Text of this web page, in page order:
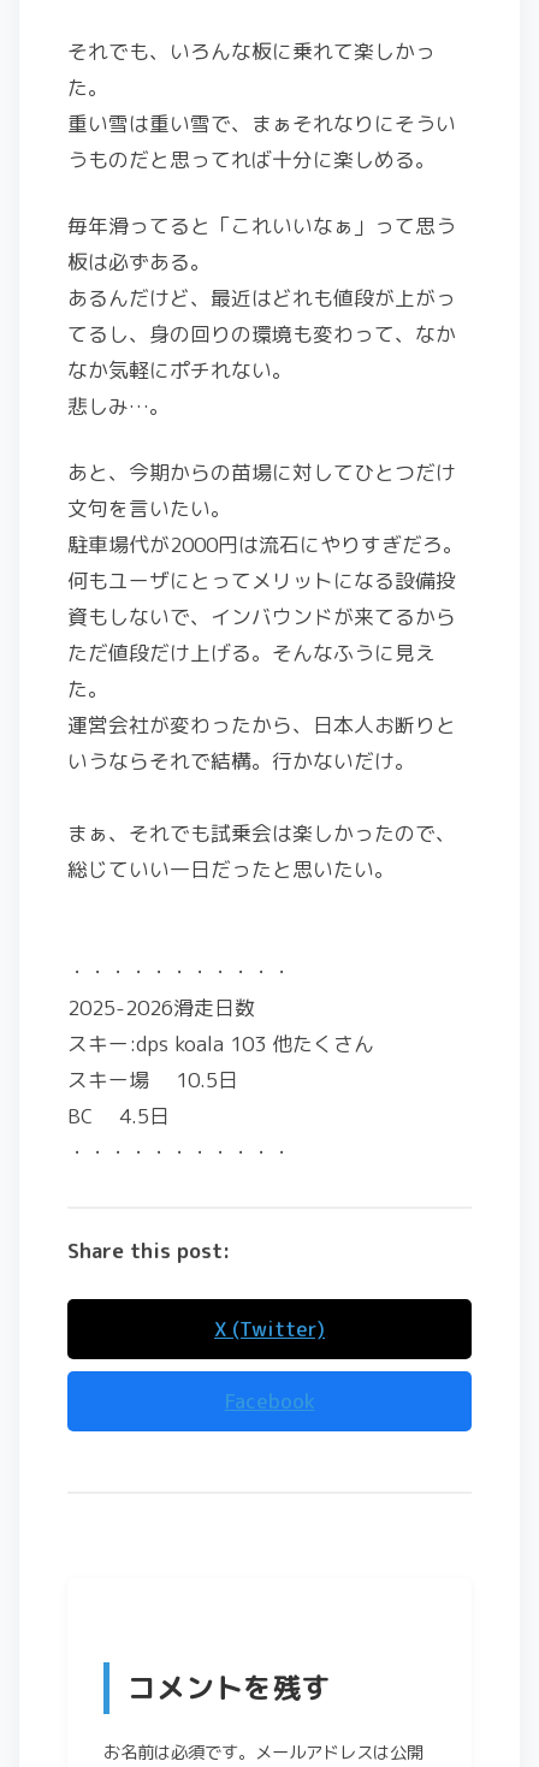
それでも、いろんな板に乗れて楽しかっ
た。
重い雪は重い雪で、まぁそれなりにそうい
うものだと思ってれば十分に楽しめる。
毎年滑ってると「これいいなぁ」って思う
板は必ずある。
あるんだけど、最近はどれも値段が上がっ
てるし、身の回りの環境も変わって、なか
なか気軽にポチれない。
悲しみ…。
あと、今期からの苗場に対してひとつだけ
文句を言いたい。
駐車場代が2000円は流石にやりすぎだろ。
何もユーザにとってメリットになる設備投
資もしないで、インバウンドが来てるから
ただ値段だけ上げる。そんなふうに見え
た。
運営会社が変わったから、日本人お断りと
いうならそれで結構。行かないだけ。
まぁ、それでも試乗会は楽しかったので、
総じていい一日だったと思いたい。
・・・・・・・・・・・
2025-2026滑走日数
スキー:dps koala 103 他たくさん
スキー場 10.5日
BC 4.5日
・・・・・・・・・・・
Share this post:
X (Twitter)
Facebook
コメントを残す
お名前は必須です。メールアドレスは公開